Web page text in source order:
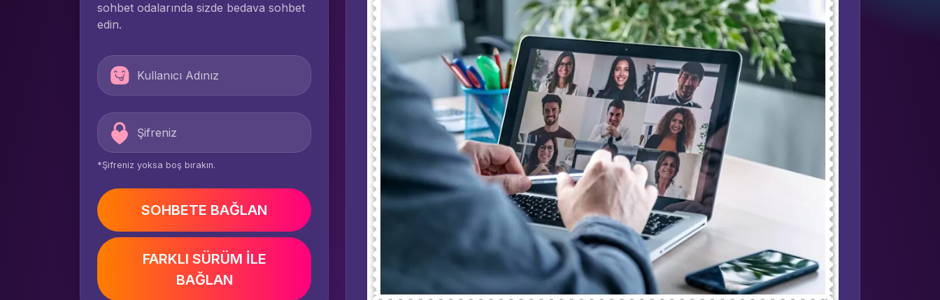
sohbet odalarında sizde bedava sohbet
edin.
*Şifreniz yoksa boş bırakın.
SOHBETE BAĞLAN
FARKLI SÜRÜM İLE
BAĞLAN